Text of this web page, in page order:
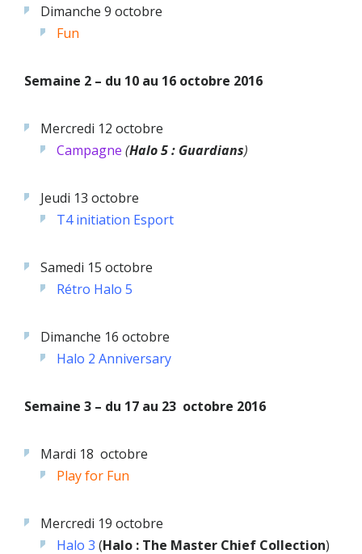
Dimanche 9 octobre
Fun
Semaine 2 – du 10 au 16 octobre 2016
Mercredi 12 octobre
Campagne (Halo 5 : Guardians)
Jeudi 13 octobre
T4 initiation Esport
Samedi 15 octobre
Rétro Halo 5
Dimanche 16 octobre
Halo 2 Anniversary
Semaine 3 – du 17 au 23 octobre 2016
Mardi 18 octobre
Play for Fun
Mercredi 19 octobre
Halo 3 (Halo : The Master Chief Collection)